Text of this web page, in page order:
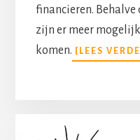
financieren.
zijn er meer
komen. [LEES